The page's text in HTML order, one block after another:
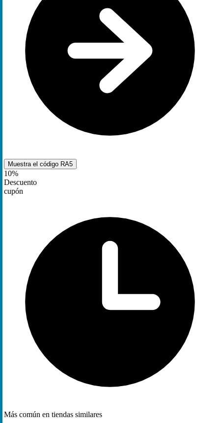
Muestra el código RA5
10%
Descuento
cupón
Más común en tiendas similares